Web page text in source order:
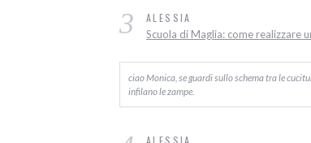
3 ALESSIA
Scuola di Maglia: come realizzare
ciao Monica, se guardi sullo schema tra le
infilano le zampe.
ALESSIA